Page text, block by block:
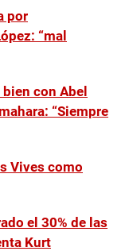
por
“mal
con Abel
“Siempre
Vives como
el 30% de las
Kurt